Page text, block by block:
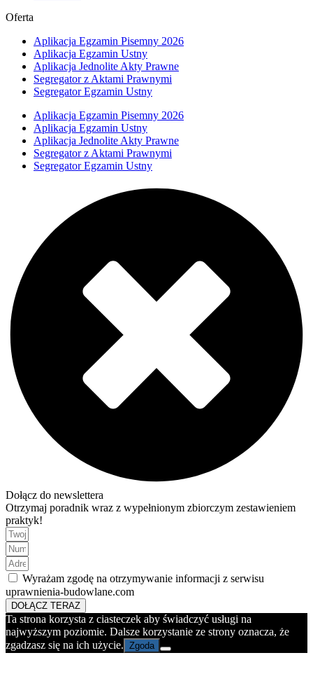
Oferta
Aplikacja Egzamin Pisemny 2026
Aplikacja Egzamin Ustny
Aplikacja Jednolite Akty Prawne
Segregator z Aktami Prawnymi
Segregator Egzamin Ustny
Aplikacja Egzamin Pisemny 2026
Aplikacja Egzamin Ustny
Aplikacja Jednolite Akty Prawne
Segregator z Aktami Prawnymi
Segregator Egzamin Ustny
Dołącz do newslettera
Otrzymaj poradnik wraz z wypełnionym zbiorczym zestawieniem
praktyk!
Wyrażam zgodę na otrzymywanie informacji z serwisu
uprawnienia-budowlane.com
DOŁĄCZ TERAZ
Ta strona korzysta z ciasteczek aby świadczyć usługi na
najwyższym poziomie. Dalsze korzystanie ze strony oznacza, że
zgadzasz się na ich użycie. Zgoda